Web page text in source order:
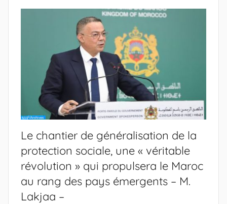
Le chantier de généralisation de la
protection sociale, une « véritable
révolution » qui propulsera le Maroc
au rang des pays émergents – M.
Lakjaa –